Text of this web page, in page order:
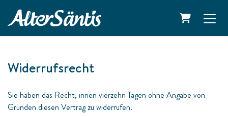
Widerrufsrecht
Sie haben das Recht, innen vierzehn Tagen ohne Angabe von
Gründen diesen Vertrag zu widerrufen.